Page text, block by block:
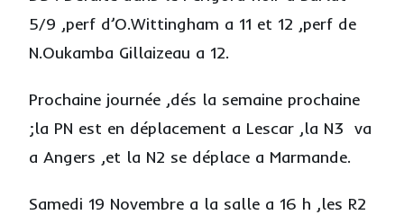
5/9 ,perf d’O.Wittingham a 11 et 12 ,perf de
N.Oukamba Gillaizeau a 12.
Prochaine journée ,dés la semaine prochaine
;la PN est en déplacement a Lescar ,la N3 va
a Angers ,et la N2 se déplace a Marmande.
Samedi 19 Novembre a la salle a 16 h ,les R2